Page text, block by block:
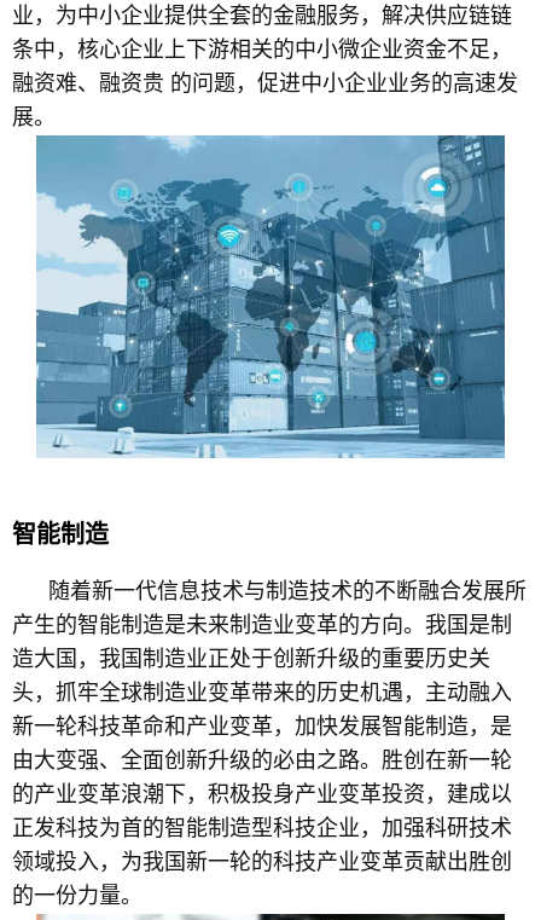
业，为中小企业提供全套的金融服务，解决供应链链
条中，核心企业上下游相关的中小微企业资金不足，
融资难、融资贵 的问题，促进中小企业业务的高速发
展。
智能制造
随着新一代信息技术与制造技术的不断融合发展所
产生的智能制造是未来制造业变革的方向。我国是制
造大国，我国制造业正处于创新升级的重要历史关
头，抓牢全球制造业变革带来的历史机遇，主动融入
新一轮科技革命和产业变革，加快发展智能制造，是
由大变强、全面创新升级的必由之路。胜创在新一轮
的产业变革浪潮下，积极投身产业变革投资，建成以
正发科技为首的智能制造型科技企业，加强科研技术
领域投入，为我国新一轮的科技产业变革贡献出胜创
的一份力量。